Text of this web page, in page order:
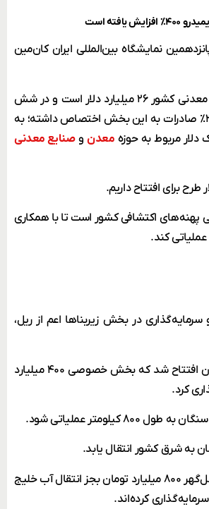
یافته است
نمایشگاه بین‌المللی ایران کان‌مین
ارزش معدن و صنایع معدنی کشور ۲۶ میلیارد دلار است و در شش
ماه نخست امسال ۳۳٪ صادرات به این بخش اختصاص داشته‌؛ به
معدن وصنایع معدنی
پهنه‌های اکتشافی کشور است تا با همکاری
کند.
یورو سرمایه‌گذاری در بخش زیربناها اعم از ریل،
اخیرا جاده تربت-سنگان افتتاح شد که بخش خصوصی ۴۰۰ میلیارد
کرد.
کیلومتر عملیاتی شود.
به شرق کشور انتقال یابد.
شرکت مس و شرکت گل‌گهر ۸۰۰ میلیارد تومان بجز انتقال آب خلیج
کرده‌اند.